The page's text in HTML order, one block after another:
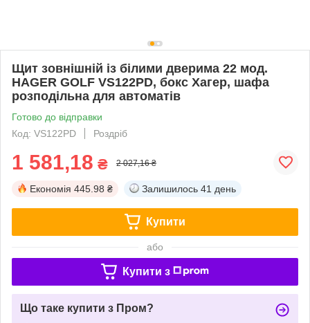
Щит зовнішній із білими дверима 22 мод.
HAGER GOLF VS122PD, бокс Хагер, шафа
розподільна для автоматів
Готово до відправки
Код: VS122PD
Роздріб
1 581,18 ₴ 2 027,16 ₴
Економія 445.98 ₴ Залишилось 41 день
Купити
або
Купити з
Що таке купити з Пром?